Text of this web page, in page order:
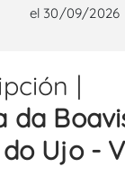
el 30/09/2026
|
da
Ujo -